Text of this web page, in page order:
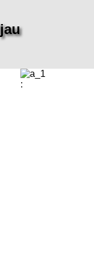
: